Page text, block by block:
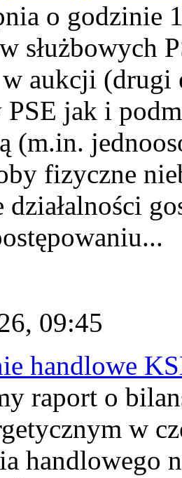
o godzinie
służbowych
aukcji (drugi
jak i
(m.in.
fizyczne
działalności
09:45
handlowe
raport o
w
handlowego